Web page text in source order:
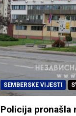
SEMBERSKE VIJESTI
Policija pronašla